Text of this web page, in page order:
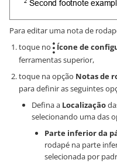
Para editar uma nota de
toque no
Ícone de
ferramentas superior,
toque na opção Notas de
para definir as seguintes
Defina a Localização
selecionando uma das
Parte inferior da
rodapé na parte
selecionada por